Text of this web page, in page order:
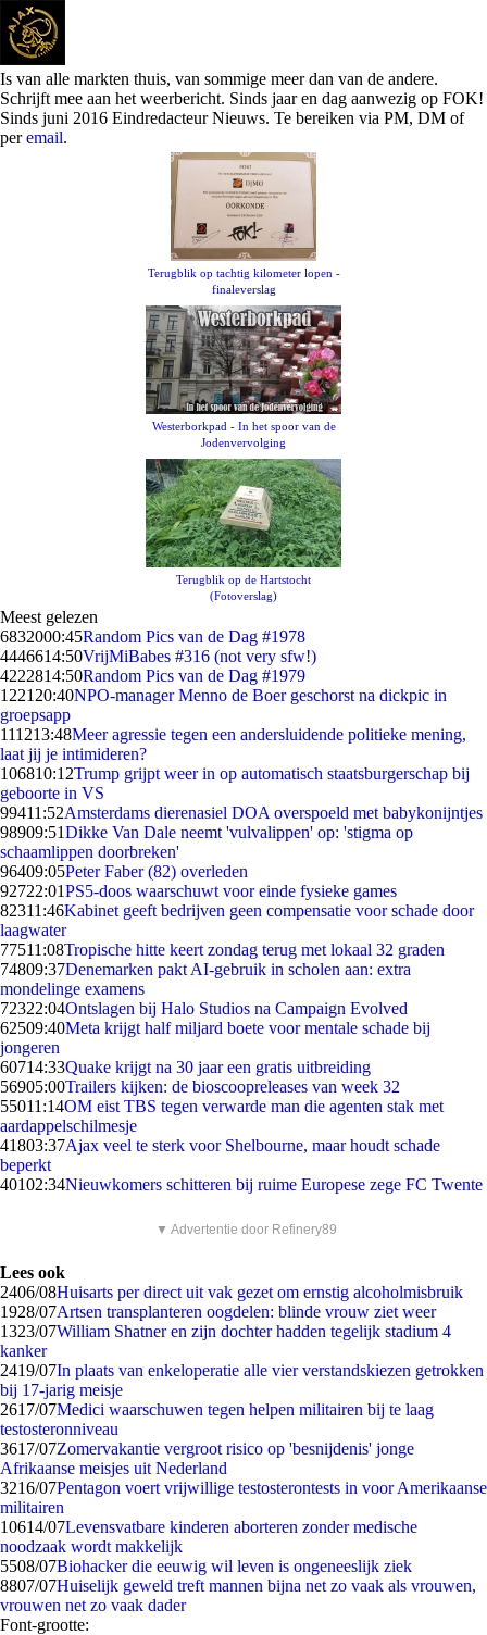
Is van alle markten thuis, van sommige meer dan van de andere.
Schrijft mee aan het weerbericht. Sinds jaar en dag aanwezig op FOK!
Sinds juni 2016 Eindredacteur Nieuws. Te bereiken via PM, DM of
peremail.
Terugblik op tachtig kilometer lopen -
finaleverslag
Westerborkpad - In het spoor van de
Jodenvervolging
Terugblik op de Hartstocht
(Fotoverslag)
Meest gelezen
6832000:45Random Pics van de Dag #1978
4446614:50VrijMiBabes #316 (not very sfw!)
4222814:50Random Pics van de Dag #1979
1221 20:40NPO-manager Menno de Boer geschorst na dickpic in
groepsapp
111213:48Meer agressie tegen een andersluidende politieke mening,
laat jij je intimideren?
106810:12Trump grijpt weer in op automatisch staatsburgerschap bij
geboorte in VS
99411:52Amsterdams dierenasiel DOA overspoeld met babykonijntjes
98909:51Dikke Van Dale neemt 'vulvalippen' op: 'stigma op
schaamlippen doorbreken'
96409:05Peter Faber (82) overleden
92722:01PS5-doos waarschuwt voor einde fysieke games
82311:46Kabinet geeft bedrijven geen compensatie voor schade door
laagwater
77511:08Tropische hitte keert zondag terug met lokaal 32 graden
74809:37Denemarken pakt AI-gebruik in scholen aan: extra
mondelinge examens
72322:04Ontslagen bij Halo Studios na Campaign Evolved
62509:40Meta krijgt half miljard boete voor mentale schade bij
jongeren
60714:33Quake krijgt na 30 jaar een gratis uitbreiding
56905:00Trailers kijken: de bioscoopreleases van week 32
55011:14OM eist TBS tegen verwarde man die agenten stak met
aardappelschilmesje
41803:37Ajax veel te sterk voor Shelbourne, maar houdt schade
beperkt
40102:34Nieuwkomers schitteren bij ruime Europese zege FC Twente
▼ Advertentie door Refinery89
Lees ook
2406/08Huisarts per direct uit vak gezet om ernstig alcoholmisbruik
1928/07Artsen transplanteren oogdelen: blinde vrouw ziet weer
1323/07William Shatner en zijn dochter hadden tegelijk stadium 4
kanker
2419/07In plaats van enkeloperatie alle vier verstandskiezen getrokken
bij 17-jarig meisje
2617/07Medici waarschuwen tegen helpen militairen bij te laag
testosteronniveau
3617/07Zomervakantie vergroot risico op 'besnijdenis' jonge
Afrikaanse meisjes uit Nederland
3216/07Pentagon voert vrijwillige testosterontests in voor Amerikaanse
militairen
10614/07Levensvatbare kinderen aborteren zonder medische
noodzaak wordt makkelijk
5508/07Biohacker die eeuwig wil leven is ongeneeslijk ziek
8807/07Huiselijk geweld treft mannen bijna net zo vaak als vrouwen,
vrouwen net zo vaak dader
Font-grootte: